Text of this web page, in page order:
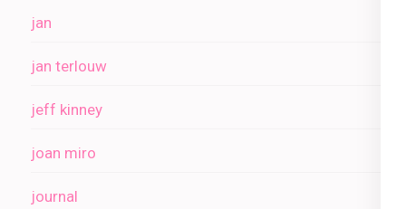
jan
jan terlouw
jeff kinney
joan miro
journal